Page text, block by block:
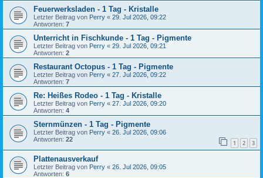
Feuerwerksladen - 1 Tag - Kristalle
Letzter Beitrag von Perry « 29. Jul 2026, 09:22
Antworten: 7
Unterricht in Fischkunde - 1 Tag - Pigmente
Letzter Beitrag von Perry « 29. Jul 2026, 09:21
Antworten: 2
Restaurant Octopus - 1 Tag - Pigmente
Letzter Beitrag von Perry « 27. Jul 2026, 09:22
Antworten: 7
Re: Heißes Rodeo - 1 Tag - Kristalle
Letzter Beitrag von Perry « 27. Jul 2026, 09:20
Antworten: 4
Sternmünzen - 1 Tag - Pigmente
Letzter Beitrag von Perry « 26. Jul 2026, 09:06
Antworten: 22 1 2 3
Plattenausverkauf
Letzter Beitrag von Perry « 26. Jul 2026, 09:05
Antworten: 6